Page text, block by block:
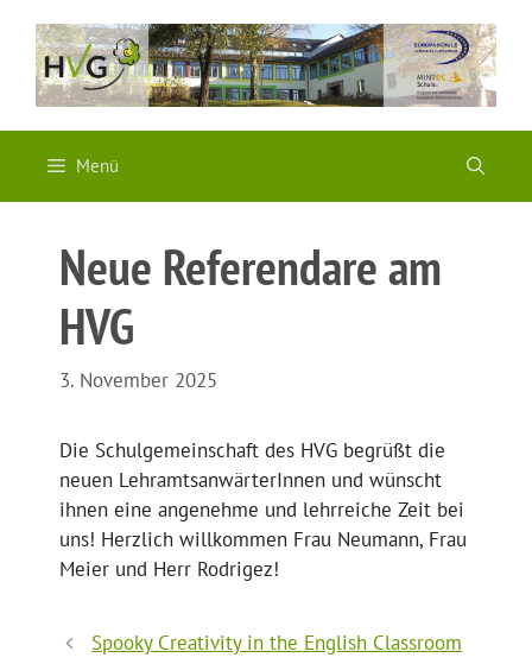
Inhalt
springen
Menü
Neue Referendare am
HVG
3. November 2025
Die Schulgemeinschaft des HVG begrüßt die
neuen LehramtsanwärterInnen und wünscht
ihnen eine angenehme und lehrreiche Zeit bei
uns! Herzlich willkommen Frau Neumann, Frau
Meier und Herr Rodrigez!
Spooky Creativity in the English Classroom